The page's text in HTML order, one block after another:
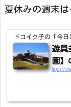
夏休みの週末
ドコイク子の「今日
遊具
園】
https://